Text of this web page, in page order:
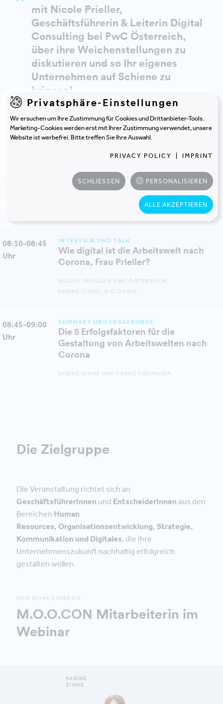
mit Nicole Prieller,
Geschäftsführerin & Leiterin Digital
Consulting bei PwC Österreich,
über ihre Weichenstellungen zu
diskutieren und so Ihr eigenes
Unternehmen auf Schiene zu
bringen!
Das Programm
Intro und Vorstellung des Themas und
der Speaker
08:10-08:45
Uhr
INTERVIEW UND TALK
Wie digital ist die Arbeitswelt nach
Corona, Frau Prieller?
NICOLE PRIELLER, PWC ÖSTERREICH
SABINE ZINKE, M.O.O.CON
08:45-09:00
Uhr
SUMMARY UND FRAGERUNDE
Die 5 Erfolgsfaktoren für die
Gestaltung von Arbeitswelten nach
Corona
SABINE ZINKE UND FRANZ KÜHMAYER
Die Zielgruppe
Die Veranstaltung richtet sich an
GeschäftsführerInnen und EntscheiderInnen aus den
Bereichen Human
Resources, Organisationsentwicklung, Strategie,
Kommunikation und Digitales, die ihre
Unternehmenszukunft nachhaltig erfolgreich
gestalten wollen.
NEW WORK EXPERTIN
M.O.O.CON Mitarbeiterin im
Webinar
SABINE
ZINKE
Privatsphäre-Einstellungen
Wir ersuchen um Ihre Zustimmung für Cookies und Drittanbieter-Tools.
Marketing-Cookies werden erst mit Ihrer Zustimmung verwendet, unsere
Website ist werbefrei. Bitte treffen Sie Ihre Auswahl.
PRIVACY POLICY IMPRINT
SCHLIESSEN PERSONALISIEREN
ALLE AKZEPTIEREN